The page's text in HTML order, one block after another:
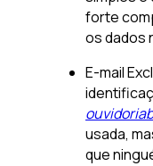
forte
os dados
E-mail
usada,
que